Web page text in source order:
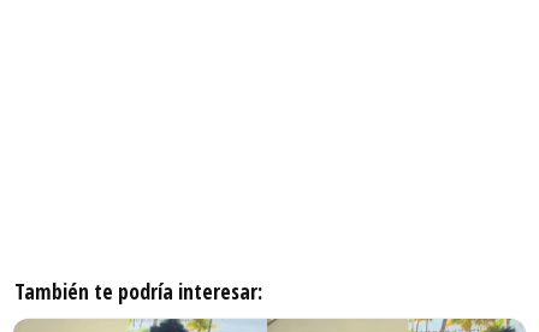
También te podría interesar: